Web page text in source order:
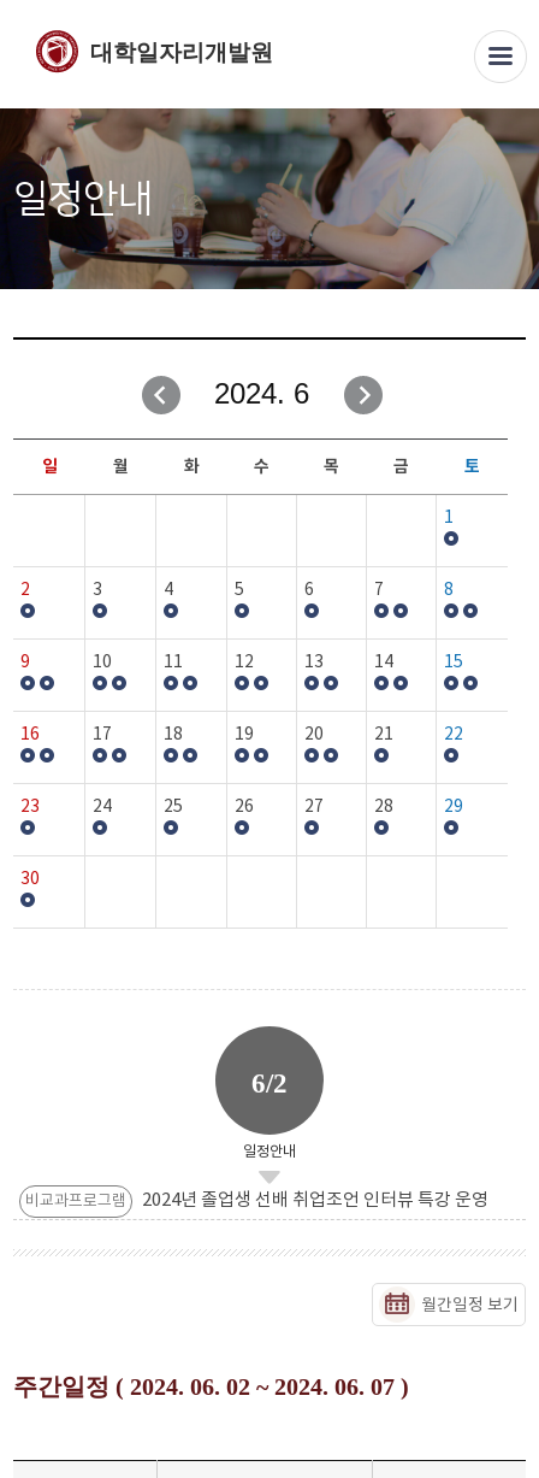
대학일자리개발원
일정안내
2024. 6
일 월 화 수 목 금 토
1
2 3 4 5 6 7 8
9 10 11 12 13 14 15
16 17 18 19 20 21 22
23 24 25 26 27 28 29
30
6/2
일정안내
비교과프로그램 2024년 졸업생 선배 취업조언 인터뷰 특강 운영
월간일정 보기
주간일정 ( 2024. 06. 02 ~ 2024. 06. 07 )